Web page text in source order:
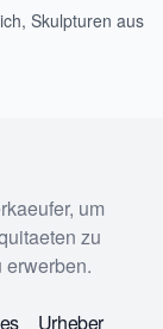
, Skulpturen aus
um
zu
erwerben.
Urheber